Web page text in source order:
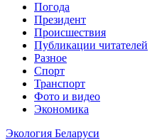
Погода
Президент
Происшествия
Публикации читателей
Разное
Спорт
Транспорт
Фото и видео
Экономика
Экология Беларуси